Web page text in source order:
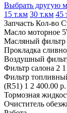
Выбрать другую
15 т.км 30 т.км 45
Запчасть Кол-во
Масло моторное
Масляный фильтр
Прокладка
Воздушный
Фильтр салона 2
Фильтр
(R51) 1 2 400.00 р.
Тормозная
Очиститель